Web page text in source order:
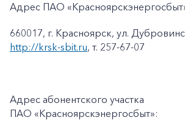
Адрес ПАО
660017, г. Красноярск, ул.
http://krsk-sbit.ru, т. 257-67-07
Адрес абонентского участка
ПАО «Красноярскэнергосбыт»: